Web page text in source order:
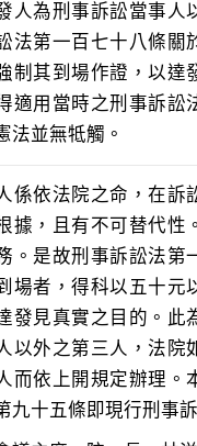
為刑事訴訟當事人以
法第一百七十八條關
制其到場作證，以達
適用當時之刑事訴訟
法並無牴觸。
依法院之命，在訴訟
據，且有不可替代性
。是故刑事訴訟法第
場者，得科以五十元
發見真實之目的。此
以外之第三人，法院
而依上開規定辦理。